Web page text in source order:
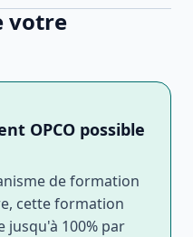
votre
OPCO possible
de formation
cette formation
jusqu'à 100% par